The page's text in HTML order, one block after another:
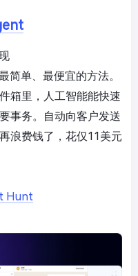
简单、最便宜的方法。
箱里，人工智能能快速
事务。自动向客户发送
浪费钱了，花仅11美元
Hunt